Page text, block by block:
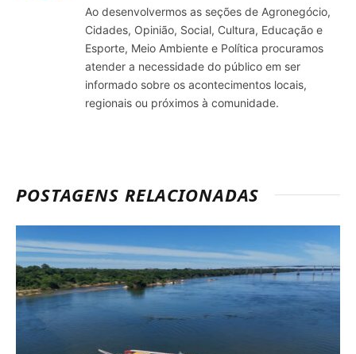
Ao desenvolvermos as seções de Agronegócio,
Cidades, Opinião, Social, Cultura, Educação e
Esporte, Meio Ambiente e Política procuramos
atender a necessidade do público em ser
informado sobre os acontecimentos locais,
regionais ou próximos à comunidade.
POSTAGENS RELACIONADAS